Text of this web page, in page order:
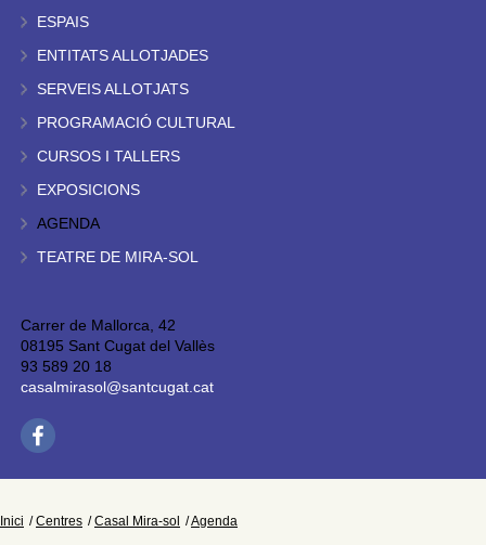
ESPAIS
ENTITATS ALLOTJADES
SERVEIS ALLOTJATS
PROGRAMACIÓ CULTURAL
CURSOS I TALLERS
EXPOSICIONS
AGENDA
TEATRE DE MIRA-SOL
Carrer de Mallorca, 42
08195 Sant Cugat del Vallès
93 589 20 18
casalmirasol@santcugat.cat
Inici Centres Casal Mira-sol Agenda